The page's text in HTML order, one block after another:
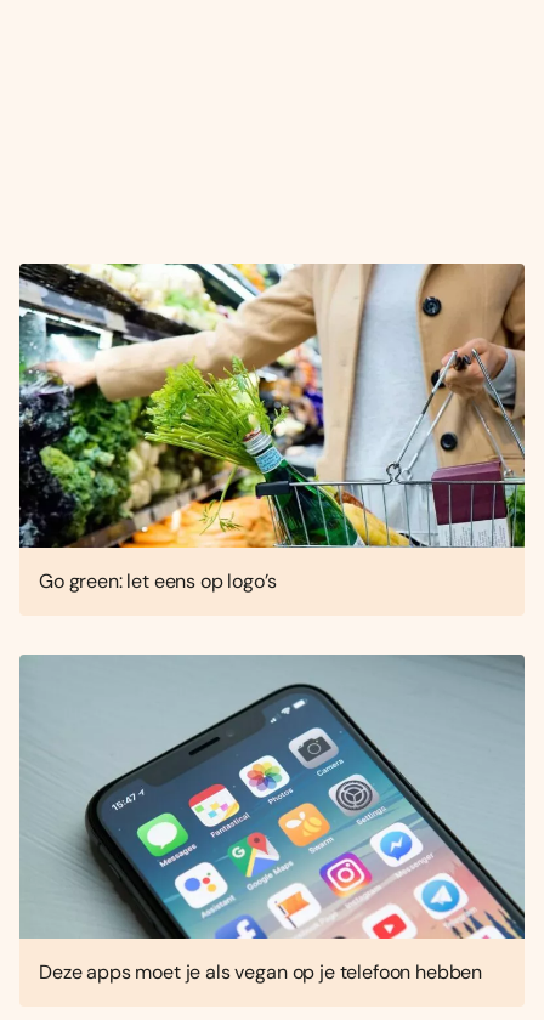
Go green: let eens op logo’s
Deze apps moet je als vegan op je telefoon hebben